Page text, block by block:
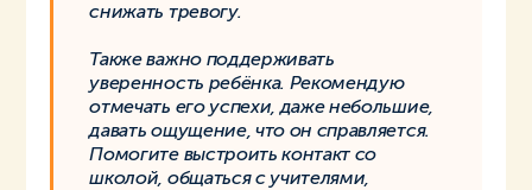
снижать тревогу.
Также важно поддерживать
уверенность ребёнка. Рекомендую
отмечать его успехи, даже небольшие,
давать ощущение, что он справляется.
Помогите выстроить контакт со
школой, общаться с учителями,